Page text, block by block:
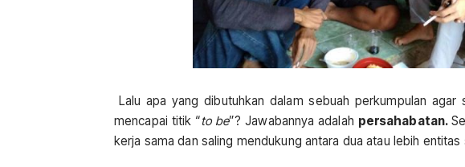
Lalu apa yang dibutuhkan dalam sebuah perkumpulan
mencapai titik “to be”? Jawabannya adalah persahabatan.
kerja sama dan saling mendukung antara dua atau lebih entitas